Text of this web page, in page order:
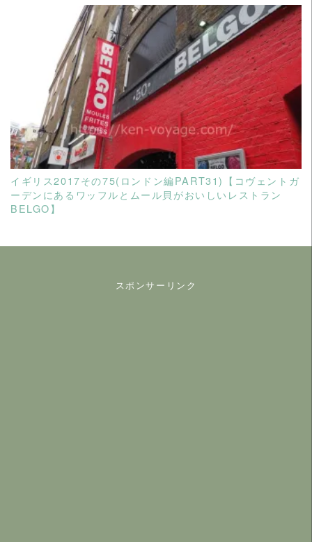
READ MORE
イギリス2017その75(ロンドン編PART31)【コヴェントガ
ーデンにあるワッフルとムール貝がおいしいレストラン
BELGO】
スポンサーリンク